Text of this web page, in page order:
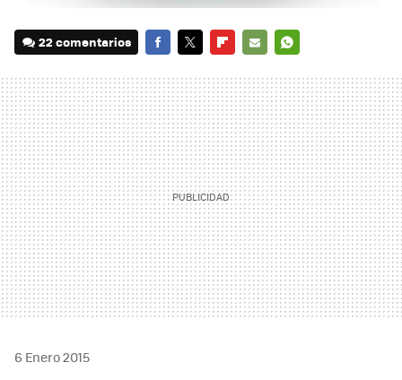
22 comentarios
MAIL
6 Enero 2015